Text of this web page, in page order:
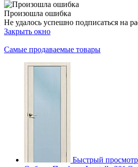
Произошла ошибка
Не удалось успешно подписаться на
Закрыть окно
Самые продаваемые товары
Быстрый просмотр